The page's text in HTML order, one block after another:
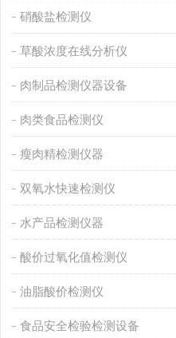
硝酸盐检测仪
草酸浓度在线分析仪
肉制品检测仪器设备
肉类食品检测仪
瘦肉精检测仪器
双氧水快速检测仪
水产品检测仪器
酸价过氧化值检测仪
油脂酸价检测仪
食品安全检验检测设备